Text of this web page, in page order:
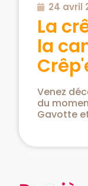
24 avril
La
la
Venez
du
Gavotte